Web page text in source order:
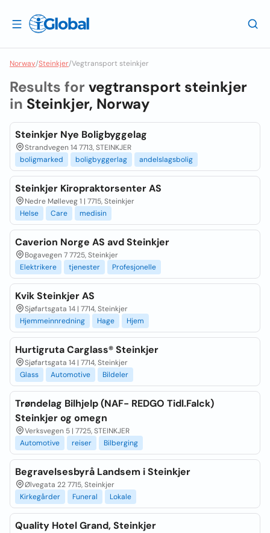
Norway/Steinkjer/Vegtransport steinkjer
Results for vegtransport steinkjer
in Steinkjer, Norway
Steinkjer Nye Boligbyggelag
Strandvegen 14 7713, STEINKJER
boligmarked
boligbyggerlag andelslagsbolig
Steinkjer Kiropraktorsenter AS
Nedre Mølleveg 1 | 7715, Steinkjer
Helse
Care medisin
Caverion Norge AS avd Steinkjer
Bogavegen 7 7725, Steinkjer
Elektrikere
tjenester Profesjonelle
Kvik Steinkjer AS
Sjøfartsgata 14 | 7714, Steinkjer
Hjemmeinnredning
Hage Hjem
Hurtigruta Carglass® Steinkjer
Sjøfartsgata 14 | 7714, Steinkjer
Glass
Automotive Bildeler
Trøndelag Bilhjelp (NAF- REDGO Tidl.Falck)
Steinkjer og omegn
Verksvegen 5 | 7725, STEINKJER
Automotive
reiser Bilberging
Begravelsesbyrå Landsem i Steinkjer
Ølvegata 22 7715, Steinkjer
Kirkegårder
Funeral Lokale
Quality Hotel Grand, Steinkjer